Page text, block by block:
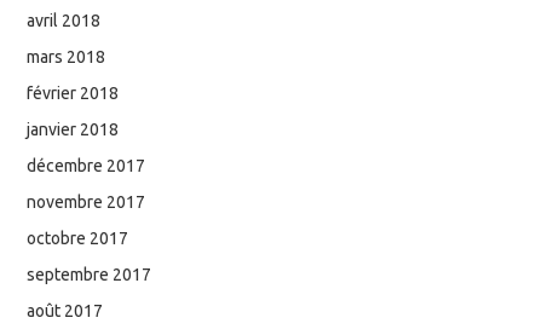
avril 2018
mars 2018
février 2018
janvier 2018
décembre 2017
novembre 2017
octobre 2017
septembre 2017
août 2017